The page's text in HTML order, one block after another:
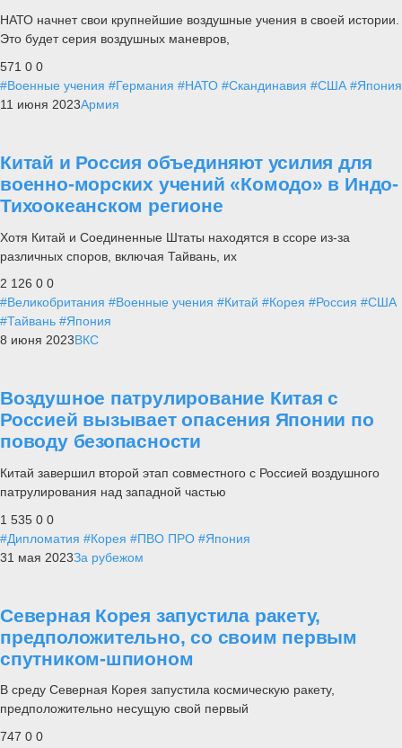
НАТО начнет свои крупнейшие воздушные учения в своей истории.
Это будет серия воздушных маневров,
571 0 0
#Военные учения #Германия #НАТО #Скандинавия #США #Япония
11 июня 2023Армия
Китай и Россия объединяют усилия для
военно-морских учений «Комодо» в Индо-
Тихоокеанском регионе
Хотя Китай и Соединенные Штаты находятся в ссоре из-за
различных споров, включая Тайвань, их
2 126 0 0
#Великобритания #Военные учения #Китай #Корея #Россия #США
#Тайвань #Япония
8 июня 2023ВКС
Воздушное патрулирование Китая с
Россией вызывает опасения Японии по
поводу безопасности
Китай завершил второй этап совместного с Россией воздушного
патрулирования над западной частью
1 535 0 0
#Дипломатия #Корея #ПВО ПРО #Япония
31 мая 2023За рубежом
Северная Корея запустила ракету,
предположительно, со своим первым
спутником-шпионом
В среду Северная Корея запустила космическую ракету,
предположительно несущую свой первый
747 0 0